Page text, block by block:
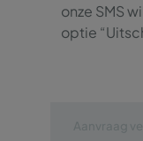
onze SMS
optie